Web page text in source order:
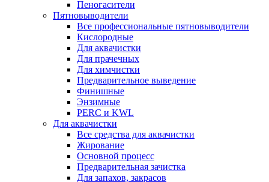
Пеногасители
Пятновыводители
Все профессиональные пятновыводители
Кислородные
Для аквачистки
Для прачечных
Для химчистки
Предварительное выведение
Финишные
Энзимные
PERC и KWL
Для аквачистки
Все средства для аквачистки
Жирование
Основной процесс
Предварительная зачистка
Для запахов, закрасов